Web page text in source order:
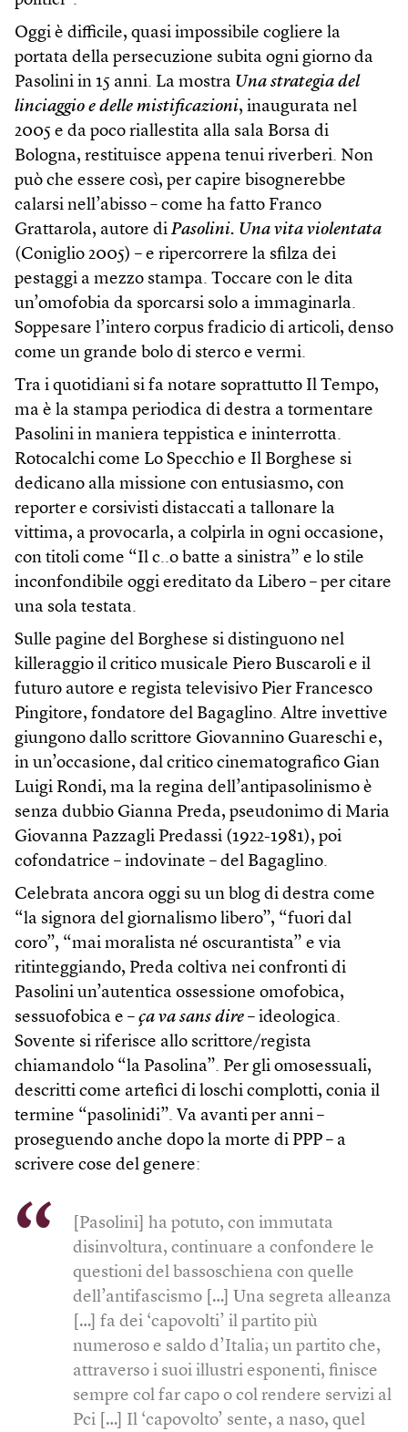
Oggi è difficile, quasi impossibile cogliere la
portata della persecuzione subita ogni giorno da
Pasolini in 15 anni. La mostra Una strategia del
linciaggio e delle mistificazioni, inaugurata nel
2005 e da poco riallestita alla sala Borsa di
Bologna, restituisce appena tenui riverberi. Non
può che essere così, per capire bisognerebbe
calarsi nell’abisso – come ha fatto Franco
Grattarola, autore di Pasolini. Una vita violentata
(Coniglio 2005) – e ripercorrere la sfilza dei
pestaggi a mezzo stampa. Toccare con le dita
un’omofobia da sporcarsi solo a immaginarla.
Soppesare l’intero corpus fradicio di articoli, denso
come un grande bolo di sterco e vermi.
Tra i quotidiani si fa notare soprattutto Il Tempo,
ma è la stampa periodica di destra a tormentare
Pasolini in maniera teppistica e ininterrotta.
Rotocalchi come Lo Specchio e Il Borghese si
dedicano alla missione con entusiasmo, con
reporter e corsivisti distaccati a tallonare la
vittima, a provocarla, a colpirla in ogni occasione,
con titoli come “Il c..o batte a sinistra” e lo stile
inconfondibile oggi ereditato da Libero – per citare
una sola testata.
Sulle pagine del Borghese si distinguono nel
killeraggio il critico musicale Piero Buscaroli e il
futuro autore e regista televisivo Pier Francesco
Pingitore, fondatore del Bagaglino. Altre invettive
giungono dallo scrittore Giovannino Guareschi e,
in un’occasione, dal critico cinematografico Gian
Luigi Rondi, ma la regina dell’antipasolinismo è
senza dubbio Gianna Preda, pseudonimo di Maria
Giovanna Pazzagli Predassi (1922-1981), poi
cofondatrice – indovinate – del Bagaglino.
Celebrata ancora oggi su un blog di destra come
“la signora del giornalismo libero”, “fuori dal
coro”, “mai moralista né oscurantista” e via
ritinteggiando, Preda coltiva nei confronti di
Pasolini un’autentica ossessione omofobica,
sessuofobica e – ça va sans dire – ideologica.
Sovente si riferisce allo scrittore/regista
chiamandolo “la Pasolina”. Per gli omosessuali,
descritti come artefici di loschi complotti, conia il
termine “pasolinidi”. Va avanti per anni –
proseguendo anche dopo la morte di PPP – a
scrivere cose del genere:
[Pasolini] ha potuto, con immutata
disinvoltura, continuare a confondere le
questioni del bassoschiena con quelle
dell’antifascismo […] Una segreta alleanza
[…] fa dei ‘capovolti’ il partito più
numeroso e saldo d’Italia; un partito che,
attraverso i suoi illustri esponenti, finisce
sempre col far capo o col rendere servizi al
Pci […] Il ‘capovolto’ sente, a naso, quel